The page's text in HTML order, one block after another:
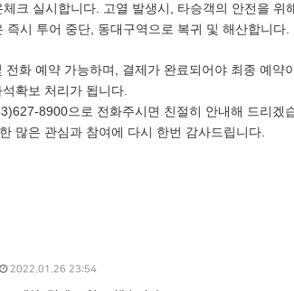
크 실시합니다. 고열 발생시, 타승객의 안전을 위
즉시 투어 중단, 동대구역으로 복귀 및 해산합니다.
전화 예약 가능하며, 결제가 완료되어야 최종 예약
확보 처리가 됩니다.
8900으로 전화주시면 친절히 안내해 드리겠
많은 관심과 참여에 다시 한번 감사드립니다.
2022.01.26 23:54